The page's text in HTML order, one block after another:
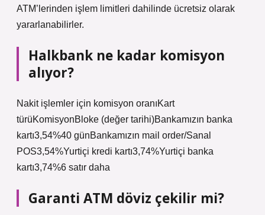
ATM’lerinden işlem limitleri dahilinde ücretsiz olarak
yararlanabilirler.
Halkbank ne kadar komisyon
alıyor?
Nakit işlemler için komisyon oranıKart
türüKomisyonBloke (değer tarihi)Bankamızın banka
kartı3,54%40 günBankamızın mail order/Sanal
POS3,54%Yurtiçi kredi kartı3,74%Yurtiçi banka
kartı3,74%6 satır daha
Garanti ATM döviz çekilir mi?